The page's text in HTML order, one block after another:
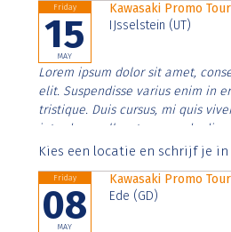
Friday
15
MAY
Kawasaki Promo Tour
IJsselstein (UT)
Lorem ipsum dolor sit amet,
elit. Suspendisse varius enim in
tristique. Duis cursus, mi quis
interdum nulla, ut commodo
Aenean faucibus nibh et justo
Kies een locatie en schrijf je
Friday
08
MAY
Kawasaki Promo Tour
Ede (GD)